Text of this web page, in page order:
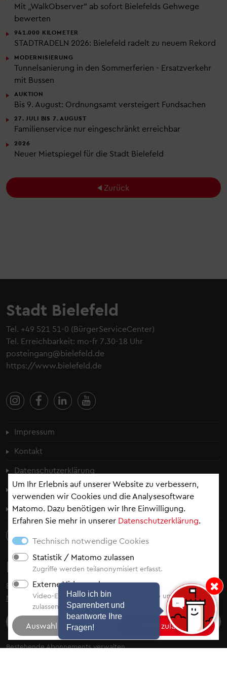
Um Ihr Erlebnis auf unserer Website zu verbessern,
verwenden wir Cookies und die Analysesoftware
Matomo. Dazu benötigen wir Ihre Einwilligung.
Erfahren Sie mehr in unserer Datenschutzerklärung.
Technisch notwendige Cookies
Statistik / Matomo zulassen
Zugriffe werden teilanonymisiert erfasst.
Externe Videos zulassen
Video-Einbindung von YouTube, Vimeo und Video.Taxi
zulassen.
Mit „WalkObserver" ab sofort Bielefelds Gehwege
bewerten
941.000 KILOMETER
STADTRADELN 2026: Bielefeld radelt zu neuem Rekord
MODERNISIERUNG
Tunnelsanierung in den Sommerferien - Ersatzverkehr
mit Bussen
AUKTION
Bis 9. August: Ordnungsamt versteigert Fundsachen
27. JULI BIS 7. AUGUST
Familienservice nur eingeschränkt erreichbar
2026
Neuer Mietspiegel für die Stadt Bielefeld
Zurück
Hinweis: Hallo
Hallo ich bin
Sparrenbert und
beantworte Ihre
Fragen!
Stadt Bielefeld
Tel. +49 521 51-0 (BürgerServiceCenter)
Tel. Erreichbarkeit: mo-fr 7.30-18 Uhr
posteingang@bielefeld.de
https://www.bielefeld.de
Fußzeilenmenü
Impressum
Kontakt
Datenschutzerklärung
Cookie-Einstellungen
Erklärung zur Barrierefreiheit
Newsletter
Bleiben Sie auf dem Laufenden - abonnieren Sieunsere
Newsletter.
Auswahl der Newsletter
Abonnieren
Bestehende Abonnements verwalten